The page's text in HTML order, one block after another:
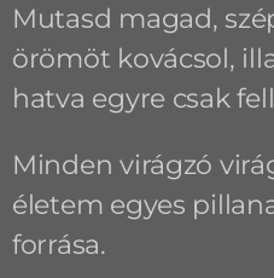
Mutasd magad,
örömöt kovácsol,
hatva egyre csak
Minden virágzó
életem egyes
forrása.